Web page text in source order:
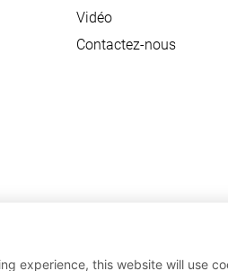
Vidéo
Contactez-nous
experience, this website will use